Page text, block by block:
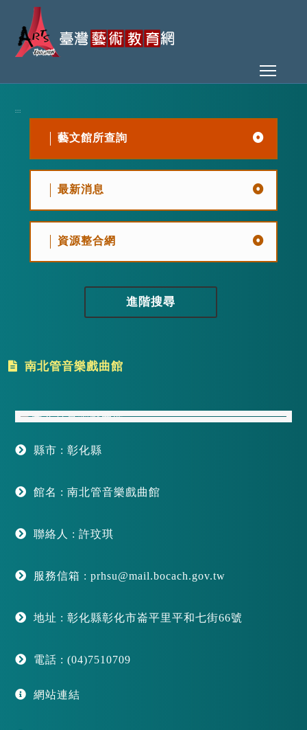
:::
藝文館所查詢
最新消息
資源整合網
進階搜尋
南北管音樂戲曲館
縣市 : 彰化縣
館名 : 南北管音樂戲曲館
聯絡人 : 許玟琪
服務信箱 : prhsu@mail.bocach.gov.tw
地址 : 彰化縣彰化市崙平里平和七街66號
電話 : (04)7510709
網站連結